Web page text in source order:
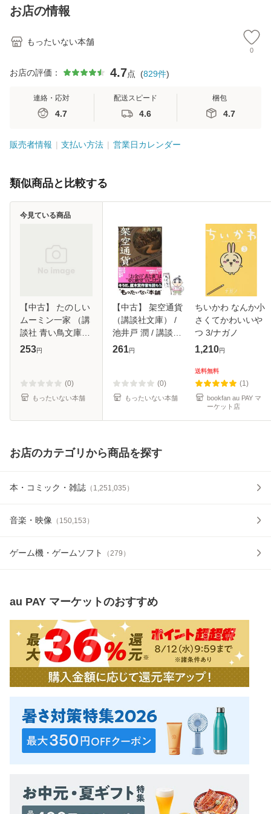
恵 藤本幸三 / 南江
堂 [単行
お店の情報
もったいない本舗
0
お店の評価： 4.7点 (829件)
連絡・応対
4.7
配送スピード
4.6
梱包
4.7
販売者情報 支払い方法 営業日カレンダー
類似商品と比較する
【中古】 たのしい
ムーミン一家 （講
談社 青い鳥文庫）
/ トーベ・ヤンソ
便送料無料】
253円
(0)
もったいない本舗
今見ている商品
【中古】 架空通貨
（講談社文庫） /
池井戸 潤 / 講談社
[文庫]【メール便送
261円
(0)
もったいない本舗
ちいかわ なんか小
さくてかわいいや
つ 3/ナガノ
1,210円
送料無料
(1)
bookfan au PAY マ
ーケット店
お店のカテゴリから商品を探す
本・コミック・雑誌 （ 1,251,035 ）
音楽・映像 （ 150,153 ）
ゲーム機・ゲームソフト （279 ）
au PAY マーケットのおすすめ